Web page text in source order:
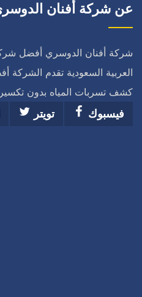
عن شركة أفنان
شركة أفنان الدوسري أفضل
العربية السعودية تقدم
كشف تسربات المياه بدون
فيسبوك
تويتر